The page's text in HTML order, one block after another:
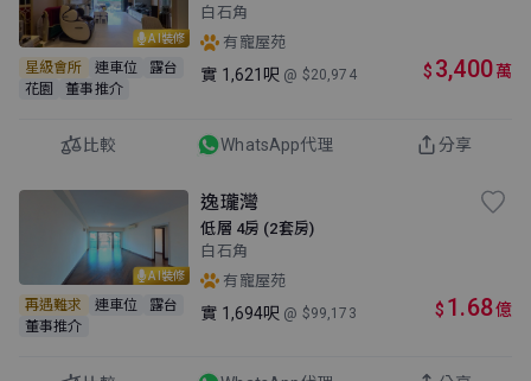
AI裝修
星級會所 連車位
露台
花園
董事推介
白石角
有寵屋苑
實 1,621呎 @ $20,974 $ 3,400萬
比較 WhatsApp代理 分享
AI裝修
再遇難求 連車位
露台
董事推介
逸瓏灣
低層 4房 (2套房)
白石角
有寵屋苑
實 1,694呎 @ $99,173 $ 1.68億